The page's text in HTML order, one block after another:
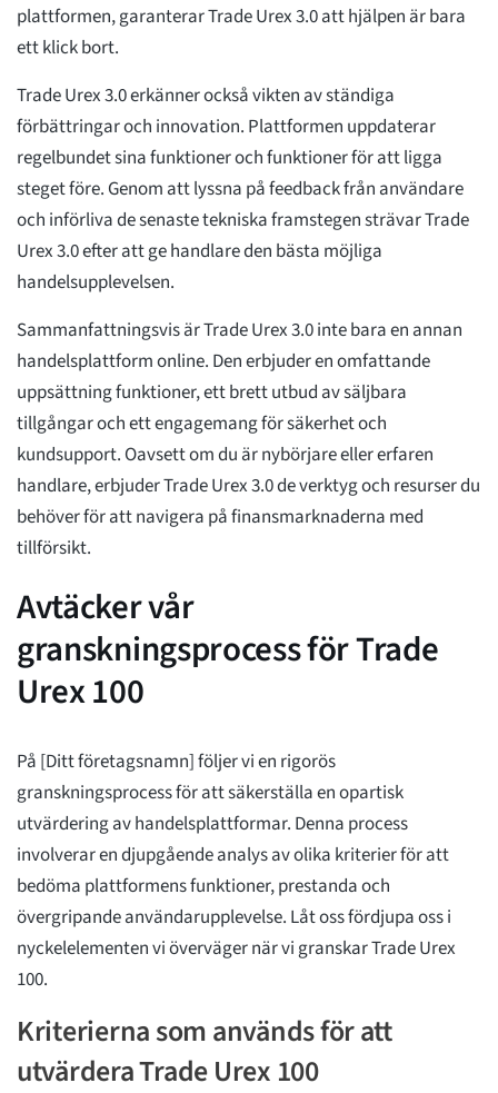
plattformen, garanterar Trade Urex 3.0 att hjälpen är bara
ett klick bort.
Trade Urex 3.0 erkänner också vikten av ständiga
förbättringar och innovation. Plattformen uppdaterar
regelbundet sina funktioner och funktioner för att ligga
steget före. Genom att lyssna på feedback från användare
och införliva de senaste tekniska framstegen strävar Trade
Urex 3.0 efter att ge handlare den bästa möjliga
handelsupplevelsen.
Sammanfattningsvis är Trade Urex 3.0 inte bara en annan
handelsplattform online. Den erbjuder en omfattande
uppsättning funktioner, ett brett utbud av säljbara
tillgångar och ett engagemang för säkerhet och
kundsupport. Oavsett om du är nybörjare eller erfaren
handlare, erbjuder Trade Urex 3.0 de verktyg och resurser du
behöver för att navigera på finansmarknaderna med
tillförsikt.
Avtäcker vår
granskningsprocess för Trade
Urex 100
På [Ditt företagsnamn] följer vi en rigorös
granskningsprocess för att säkerställa en opartisk
utvärdering av handelsplattformar. Denna process
involverar en djupgående analys av olika kriterier för att
bedöma plattformens funktioner, prestanda och
övergripande användarupplevelse. Låt oss fördjupa oss i
nyckelelementen vi överväger när vi granskar Trade Urex
100.
Kriterierna som används för att
utvärdera Trade Urex 100